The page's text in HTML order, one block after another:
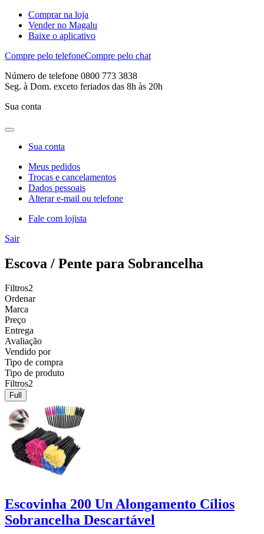
Comprar na loja
Vender no Magalu
Baixe o aplicativo
Compre pelo telefoneCompre pelo chat
Número de telefone 0800 773 3838
Seg. à Dom. exceto feriados das 8h às 20h
Sua conta
Sua conta
Meus pedidos
Trocas e cancelamentos
Dados pessoais
Alterar e-mail ou telefone
Fale com lojista
Sair
Escova / Pente para Sobrancelha
Filtros2
Ordenar
Marca
Preço
Entrega
Avaliação
Vendido por
Tipo de compra
Tipo de produto
Filtros2
Full
Escovinha 200 Un Alongamento Cílios
Sobrancelha Descartável